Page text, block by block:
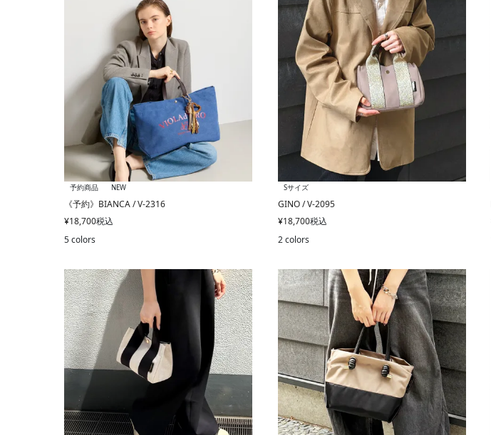
予約商品 NEW
《予約》BIANCA / V-2316
¥18,700税込
5 colors
Sサイズ
GINO / V-2095
¥18,700税込
2 colors